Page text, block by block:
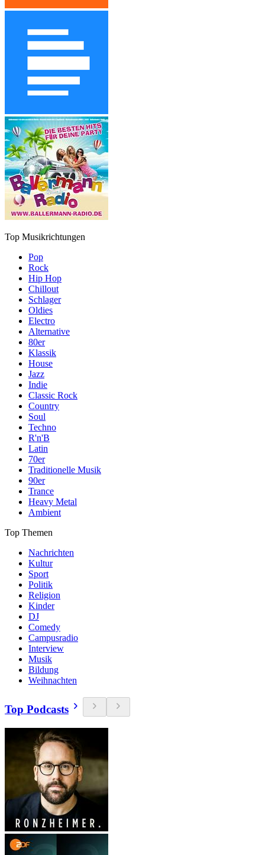
Top Musikrichtungen
Pop
Rock
Hip Hop
Chillout
Schlager
Oldies
Electro
Alternative
80er
Klassik
House
Jazz
Indie
Classic Rock
Country
Soul
Techno
R'n'B
Latin
70er
Traditionelle Musik
90er
Trance
Heavy Metal
Ambient
Top Themen
Nachrichten
Kultur
Sport
Politik
Religion
Kinder
DJ
Comedy
Campusradio
Interview
Musik
Bildung
Weihnachten
Top Podcasts